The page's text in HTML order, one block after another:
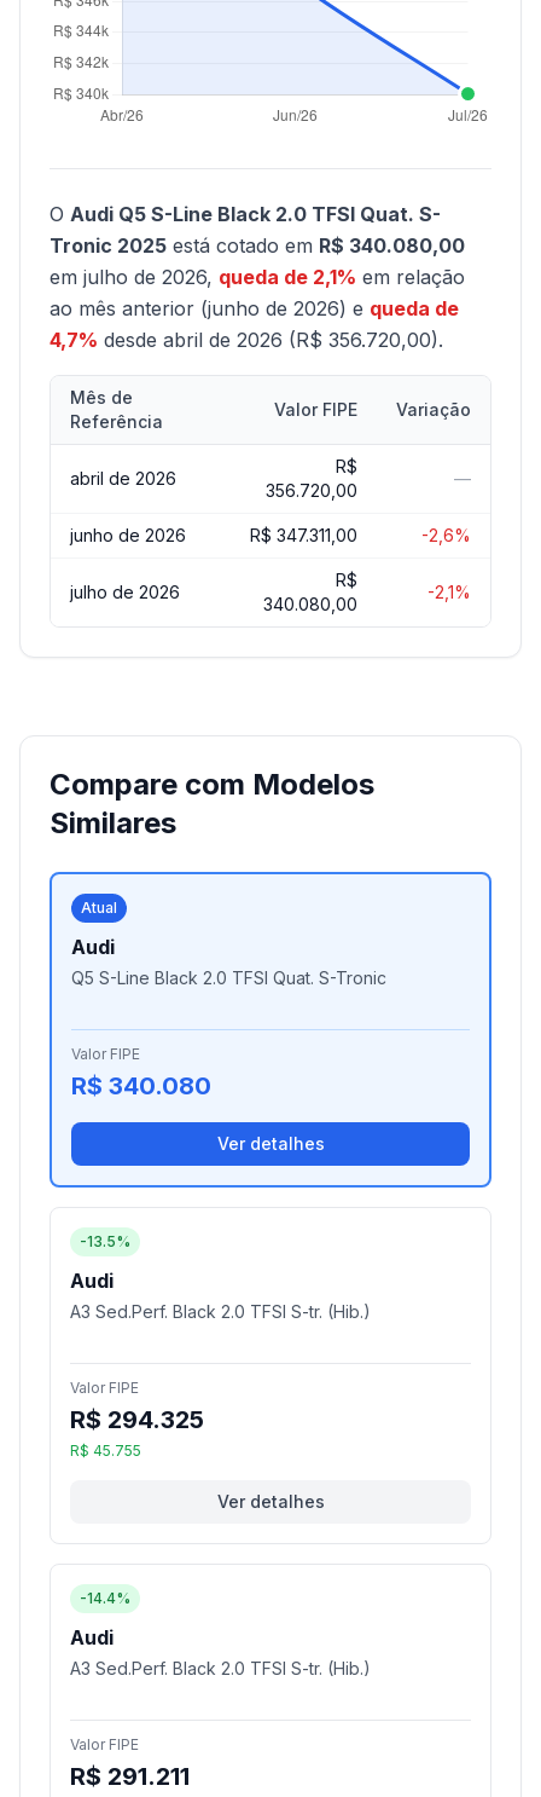
O Audi Q5 S-Line Black 2.0 TFSI Quat. S-
Tronic 2025 está cotado em R$ 340.080,00
em julho de 2026, queda de 2,1% em relação
ao mês anterior (junho de 2026) e queda de
4,7% desde abril de 2026 (R$ 356.720,00).
Mês de
Referência
Valor FIPE Variação
abril de 2026
R$
356.720,00
—
junho de 2026 R$ 347.311,00 -2,6%
julho de 2026
R$
340.080,00
-2,1%
Compare com Modelos
Similares
Atual
Audi
Q5 S-Line Black 2.0 TFSI Quat. S-Tronic
Valor FIPE
R$ 340.080
Ver detalhes
-13.5%
Audi
A3 Sed.Perf. Black 2.0 TFSI S-tr. (Hib.)
Valor FIPE
R$ 294.325
R$ 45.755
Ver detalhes
-14.4%
Audi
A3 Sed.Perf. Black 2.0 TFSI S-tr. (Hib.)
Valor FIPE
R$ 291.211